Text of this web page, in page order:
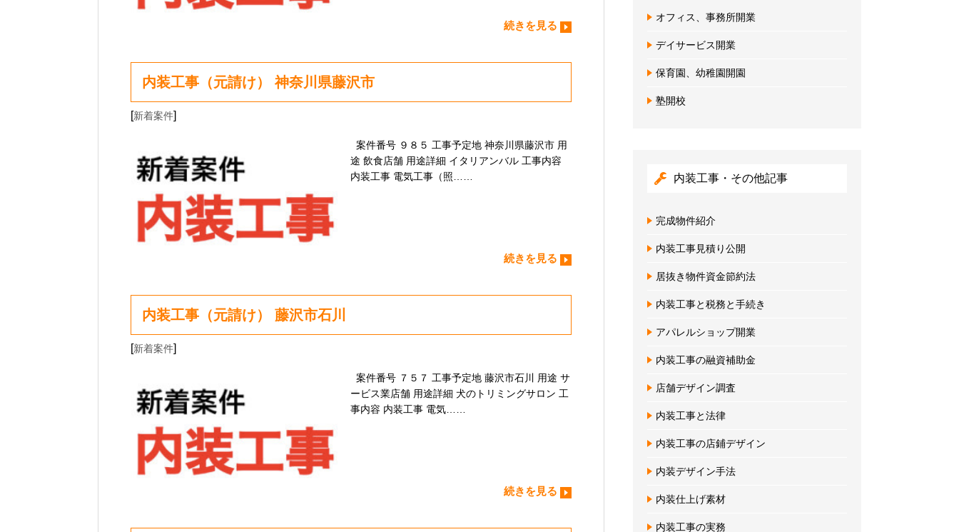
続きを見る
内装工事（元請け） 神奈川県藤沢市
[新着案件]
案件番号 ９８５ 工事予定地 神奈川県藤沢市 用
途 飲食店舗 用途詳細 イタリアンバル 工事内容
内装工事 電気工事（照……
続きを見る
内装工事（元請け） 藤沢市石川
[新着案件]
案件番号 ７５７ 工事予定地 藤沢市石川 用途 サ
ービス業店舗 用途詳細 犬のトリミングサロン 工
事内容 内装工事 電気……
続きを見る
オフィス、事務所開業
デイサービス開業
保育園、幼稚園開園
塾開校
内装工事・その他記事
完成物件紹介
内装工事見積り公開
居抜き物件資金節約法
内装工事と税務と手続き
アパレルショップ開業
内装工事の融資補助金
店舗デザイン調査
内装工事と法律
内装工事の店鋪デザイン
内装デザイン手法
内装仕上げ素材
内装工事の実務